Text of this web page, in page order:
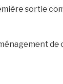
sortie